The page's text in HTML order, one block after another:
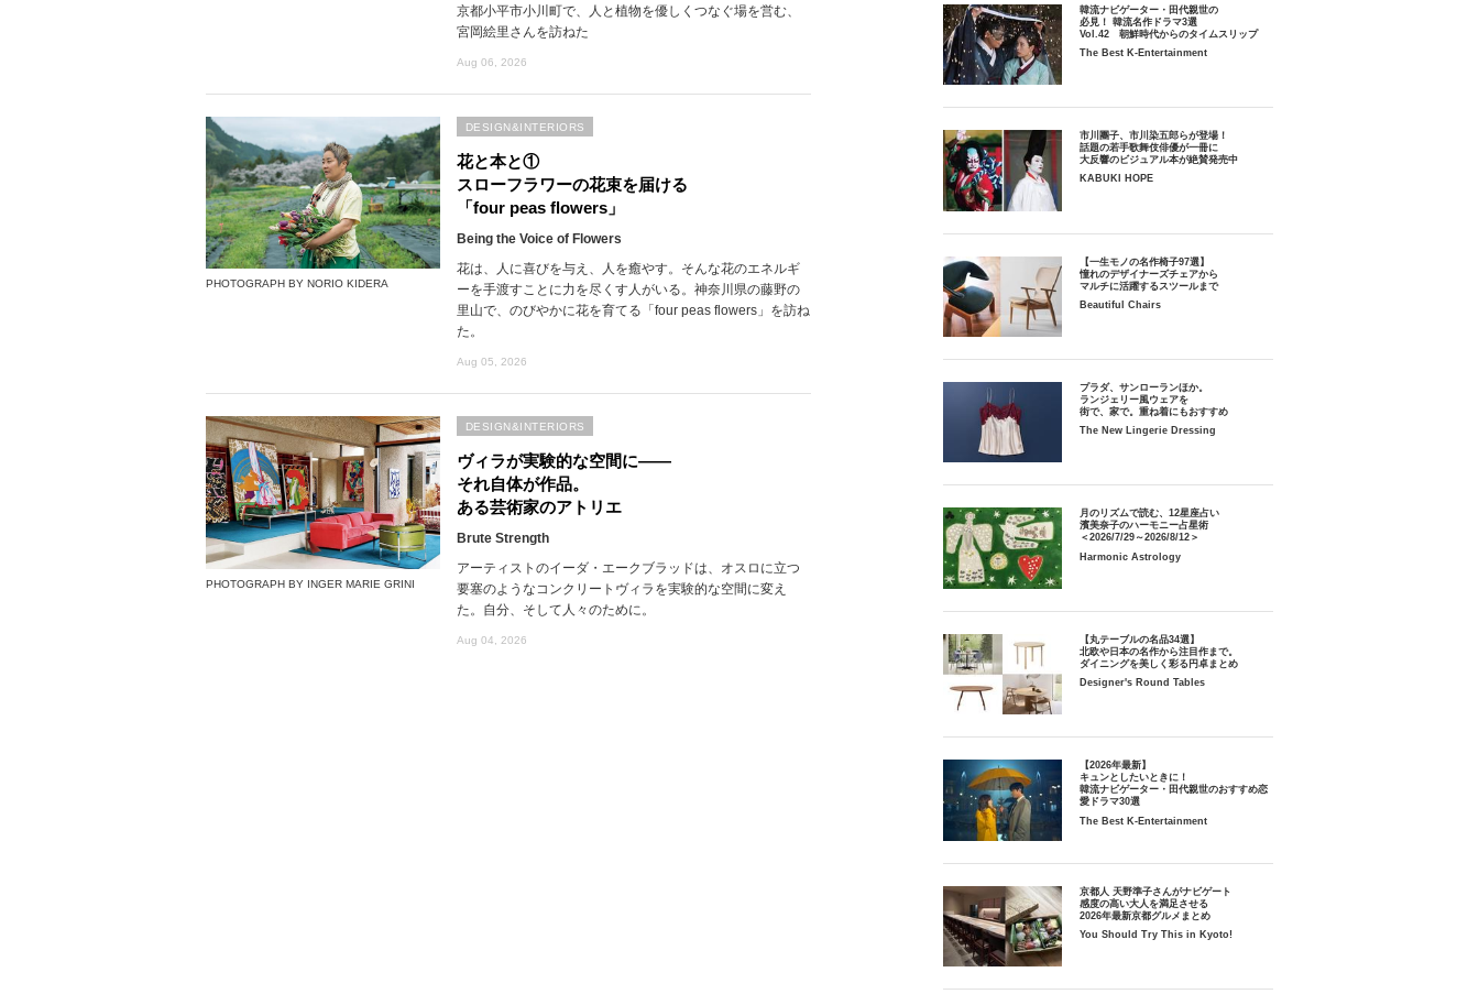
京都小平市小川町で、人と植物を優しくつなぐ場を営む、
宮岡絵里さんを訪ねた
Aug 06, 2026
PHOTOGRAPH BY NORIO KIDERA
花と本と①
スローフラワーの花束を届ける
「four peas flowers」
Being the Voice of Flowers
花は、人に喜びを与え、人を癒やす。そんな花のエネルギ
ーを手渡すことに力を尽くす人がいる。神奈川県の藤野の
里山で、のびやかに花を育てる「four peas flowers」を訪ね
た。
Aug 05, 2026
DESIGN&INTERIORS
PHOTOGRAPH BY INGER MARIE GRINI
ヴィラが実験的な空間に――
それ自体が作品。
ある芸術家のアトリエ
Brute Strength
アーティストのイーダ・エークブラッドは、オスロに立つ
要塞のようなコンクリートヴィラを実験的な空間に変え
た。自分、そして人々のために。
Aug 04, 2026
DESIGN&INTERIORS
韓流ナビゲーター・田代親世の
必見！ 韓流名作ドラマ3選
Vol.42 朝鮮時代からのタイムスリップ
The Best K-Entertainment
市川團子、市川染五郎らが登場！
話題の若手歌舞伎俳優が一冊に
大反響のビジュアル本が絶賛発売中
KABUKI HOPE
【一生モノの名作椅子97選】
憧れのデザイナーズチェアから
マルチに活躍するスツールまで
Beautiful Chairs
プラダ、サンローランほか。
ランジェリー風ウェアを
街で、家で。重ね着にもおすすめ
The New Lingerie Dressing
月のリズムで読む、12星座占い
濱美奈子のハーモニー占星術
＜2026/7/29～2026/8/12＞
Harmonic Astrology
【丸テーブルの名品34選】
北欧や日本の名作から注目作まで。
ダイニングを美しく彩る円卓まとめ
Designer's Round Tables
【2026年最新】
キュンとしたいときに！
韓流ナビゲーター・田代親世のおすすめ恋
愛ドラマ30選
The Best K-Entertainment
京都人 天野準子さんがナビゲート
感度の高い大人を満足させる
2026年最新京都グルメまとめ
You Should Try This in Kyoto!